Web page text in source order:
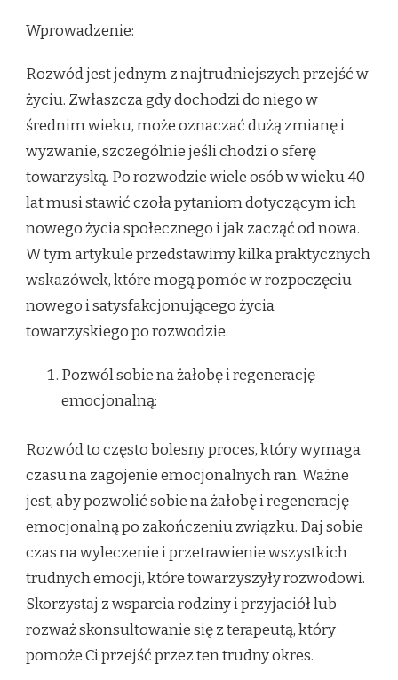
Wprowadzenie:
Rozwód jest jednym z najtrudniejszych przejść w
życiu. Zwłaszcza gdy dochodzi do niego w
średnim wieku, może oznaczać dużą zmianę i
wyzwanie, szczególnie jeśli chodzi o sferę
towarzyską. Po rozwodzie wiele osób w wieku 40
lat musi stawić czoła pytaniom dotyczącym ich
nowego życia społecznego i jak zacząć od nowa.
W tym artykule przedstawimy kilka praktycznych
wskazówek, które mogą pomóc w rozpoczęciu
nowego i satysfakcjonującego życia
towarzyskiego po rozwodzie.
Pozwól sobie na żałobę i regenerację
emocjonalną:
Rozwód to często bolesny proces, który wymaga
czasu na zagojenie emocjonalnych ran. Ważne
jest, aby pozwolić sobie na żałobę i regenerację
emocjonalną po zakończeniu związku. Daj sobie
czas na wyleczenie i przetrawienie wszystkich
trudnych emocji, które towarzyszyły rozwodowi.
Skorzystaj z wsparcia rodziny i przyjaciół lub
rozważ skonsultowanie się z terapeutą, który
pomoże Ci przejść przez ten trudny okres.